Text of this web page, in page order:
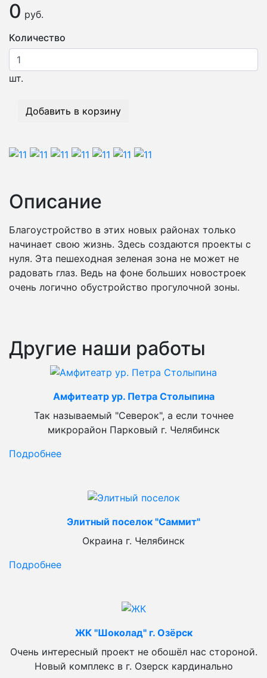
0 руб.
Количество
шт.
Добавить в корзину
Описание
Благоустройство в этих новых районах только
начинает свою жизнь. Здесь создаются проекты с
нуля. Эта пешеходная зеленая зона не может не
радовать глаз. Ведь на фоне больших новостроек
очень логично обустройство прогулочной зоны.
Другие наши работы
Амфитеатр ур. Петра Столыпина
Так называемый "Северок", а если точнее
микрорайон Парковый г. Челябинск
Подробнее
Элитный поселок "Саммит"
Окраина г. Челябинск
Подробнее
ЖК "Шоколад" г. Озёрск
Очень интересный проект не обошёл нас стороной.
Новый комплекс в г. Озерск кардинально